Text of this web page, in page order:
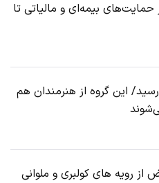
بیمه‌ای و مالیاتی تا
رسید/ این گروه از هنرمندان هم
از رویه های کولبری و ملوانی